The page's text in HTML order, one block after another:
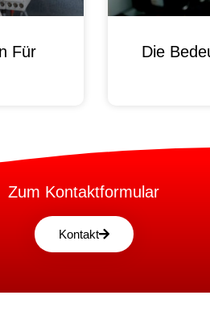
Für
Die
Zum Kontaktformular
Kontakt